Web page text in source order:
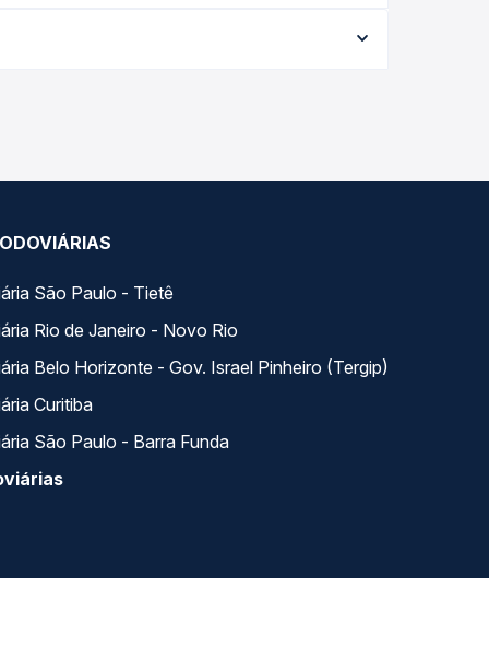
real e garante a melhor oferta para o seu
São Paulo - Tietê
Rio de Janeiro - Novo Rio
Belo Horizonte - Gov. Israel Pinheiro (Tergip)
Curitiba
São Paulo - Barra Funda